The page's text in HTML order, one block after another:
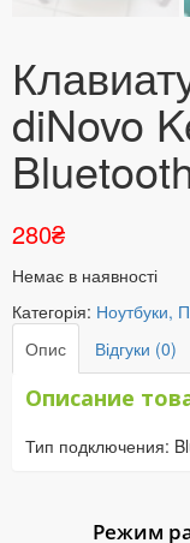
diNovo
280₴
Немає в наявності
Категорія: Ноутбуки,
Опис
Відгуки (0)
Описание
Тип подключения:
Режим